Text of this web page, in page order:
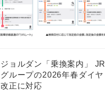
ジョルダン「乗換案内」 JR
グループの2026年春ダイヤ
改正に対応